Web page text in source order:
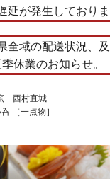
延が発生しておりま
全域の配送状況、及
季休業のお知らせ。
西村直城
［一点物］